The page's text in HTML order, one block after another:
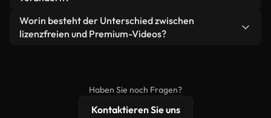
weiterverbreiten.
Videomaterial.
Ja. Sie dürfen unsere Videos gerne kürzen,
bearbeiten oder neu zusammenstellen. Achten Sie
Worin besteht der Unterschied zwischen
lizenzfreien und Premium-Videos?
erweiterten Lizenzschutz bieten.
Haben Sie noch Fragen?
Kontaktieren Sie uns